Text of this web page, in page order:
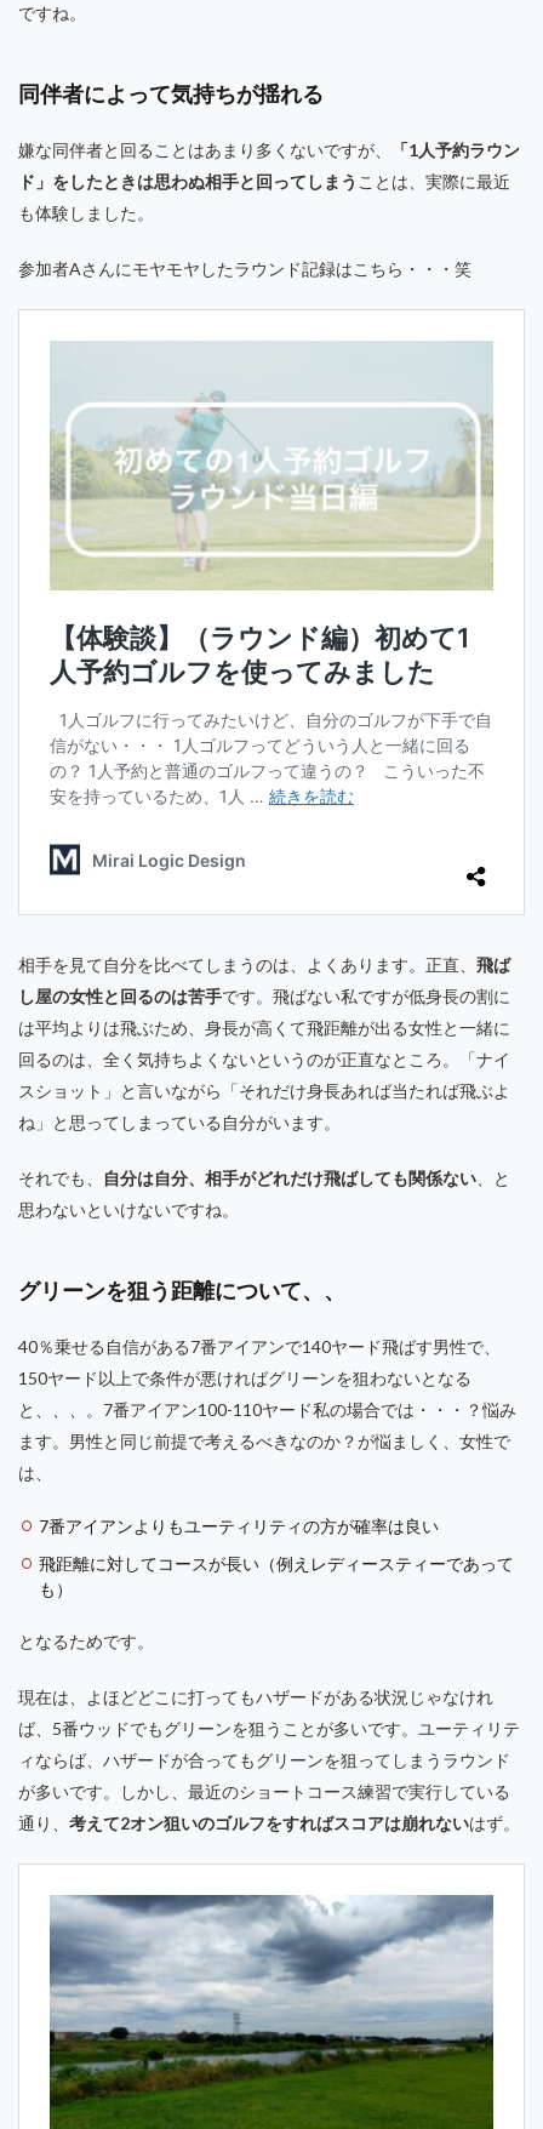
ですね。
同伴者によって気持ちが揺れる
嫌な同伴者と回ることはあまり多くないですが、
「1人予約ラウン
ド」をしたときは思わぬ相手と回ってしまう ことは、実際に最近
も体験しました。
参加者Aさんにモヤモヤしたラウンド記録はこちら・・・笑
相手を見て自分を比べてしまうのは、よくあります。正直、 飛ば
し屋の女性と回るのは苦手です。飛ばない私ですが低身長の割に
は平均よりは飛ぶため、身長が高くて飛距離が出る女性と一緒に
回るのは、全く気持ちよくないというのが正直なところ。「ナイ
スショット」と言いながら「それだけ身長あれば当たれば飛ぶよ
ね」と思ってしまっている自分がいます。
それでも、 自分は自分、相手がどれだけ飛ばしても関係ない 、と
思わないといけないですね。
グリーンを狙う距離について、、
40％乗せる自信がある7番アイアンで140ヤード飛ばす男性で、
150ヤード以上で条件が悪ければグリーンを狙わないとなる
と、、、。7番アイアン100-110ヤード私の場合では・・・？悩み
ます。男性と同じ前提で考えるべきなのか？が悩ましく、女性で
は、
7番アイアンよりもユーティリティの方が確率は良い
飛距離に対してコースが長い（例えレディースティーであって
も）
となるためです。
現在は、よほどどこに打ってもハザードがある状況じゃなけれ
ば、5番ウッドでもグリーンを狙うことが多いです。ユーティリテ
ィならば、ハザードが合ってもグリーンを狙ってしまうラウンド
が多いです。しかし、最近のショートコース練習で実行している
通り、 考えて2オン狙いのゴルフをすればスコアは崩れないはず。